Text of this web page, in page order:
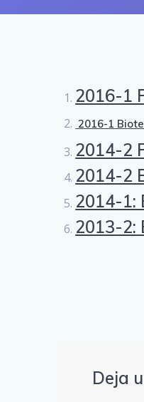
2016-1
2016-1
2014-2
2014-2
2014-1:
2013-2:
Deja